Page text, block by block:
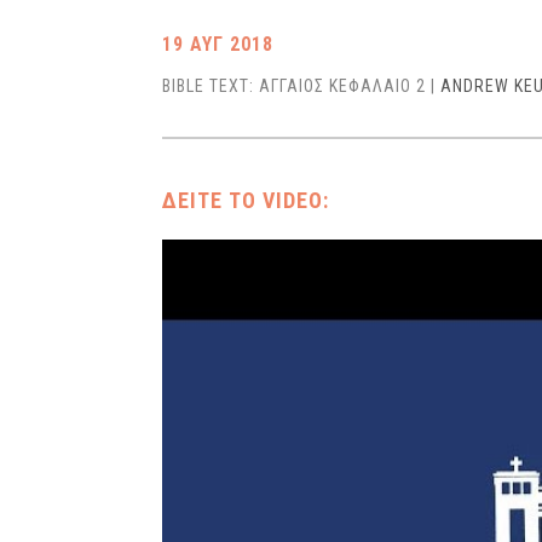
19 ΑΥΓ 2018
BIBLE TEXT: ΑΓΓΑΙΟΣ ΚΕΦΑΛΑΙΟ 2 ANDREW